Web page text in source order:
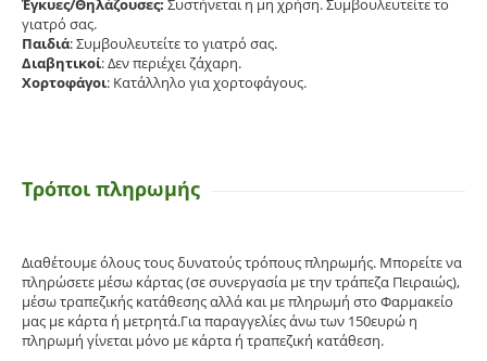
γιατρό σας.
Παιδιά: Συμβουλευτείτε το γιατρό σας.
Διαβητικοί: Δεν περιέχει ζάχαρη.
Χορτοφάγοι: Κατάλληλο για χορτοφάγους.
Τρόποι πληρωμής
Διαθέτουμε όλους τους δυνατούς τρόπους πληρωμής. Μπορείτε να
πληρώσετε μέσω κάρτας (σε συνεργασία με την τράπεζα Πειραιώς),
μέσω τραπεζικής κατάθεσης αλλά και με πληρωμή στο Φαρμακείο
μας με κάρτα ή μετρητά.Για παραγγελίες άνω των 150ευρώ η
πληρωμή γίνεται μόνο με κάρτα ή τραπεζική κατάθεση.